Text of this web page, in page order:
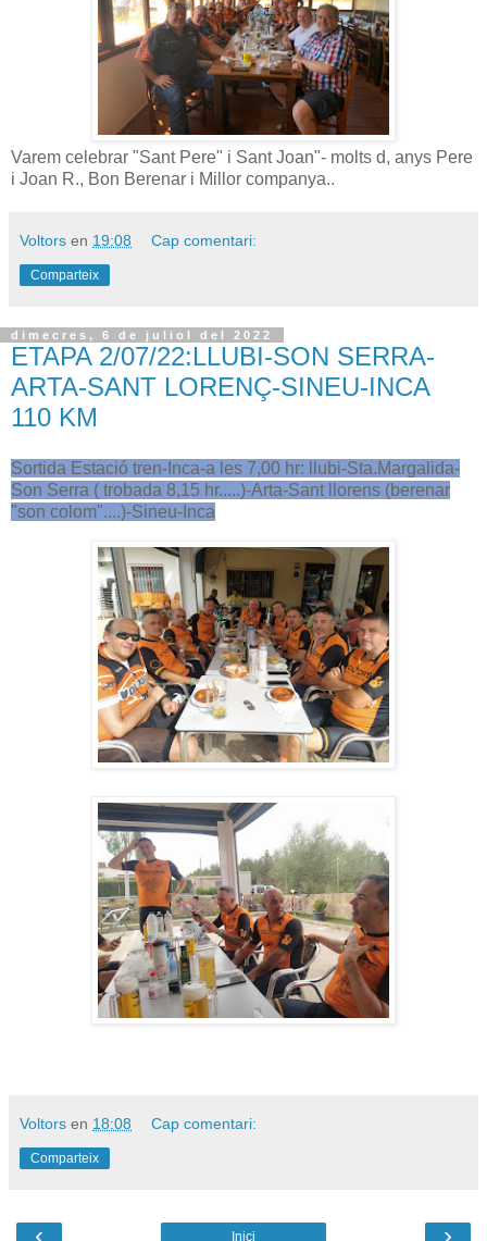
Varem celebrar "Sant Pere" i Sant Joan"- molts d, anys Pere
i Joan R., Bon Berenar i Millor companya..
Voltors en 19:08 Cap comentari:
Comparteix
dimecres, 6 de juliol del 2022
ETAPA 2/07/22:LLUBI-SON SERRA-
ARTA-SANT LORENÇ-SINEU-INCA
110 KM
Sortida Estació tren-Inca-a les 7,00 hr: llubi-Sta.Margalida-
Son Serra ( trobada 8,15 hr.....)-Arta-Sant llorens (berenar
"son colom"....)-Sineu-Inca
Voltors en 18:08 Cap comentari:
Comparteix
Inici